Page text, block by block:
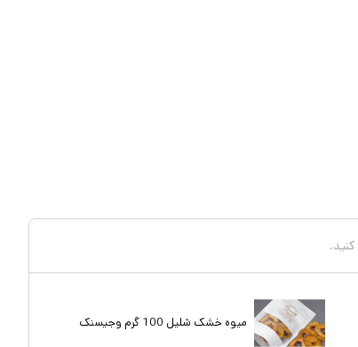
میوه خشک شلیل 100 گرم وجیسنک